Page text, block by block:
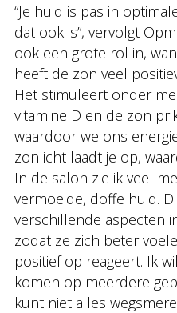
“Je huid is pas in
dat ook is”, vervolgt
ook een grote rol in,
heeft de zon veel
Het stimuleert onder
vitamine D en de zon
waardoor we ons
zonlicht laadt je op,
In de salon zie ik veel
vermoeide, doffe huid.
verschillende aspecten
zodat ze zich beter
positief op reageert. Ik
komen op meerdere
kunt niet alles